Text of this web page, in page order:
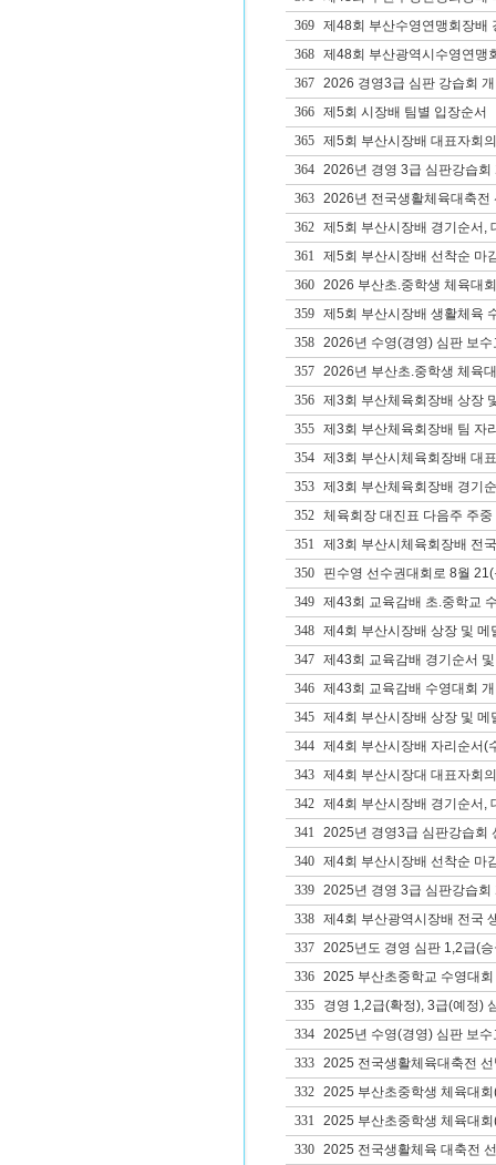
369
제48회 부산수영연맹회장배
368
제48회 부산광역시수영연맹
367
2026 경영3급 심판 강습회
366
제5회 시장배 팀별 입장순서
365
제5회 부산시장배 대표자회
364
2026년 경영 3급 심판강습회
363
2026년 전국생활체육대축전
362
제5회 부산시장배 경기순서,
361
제5회 부산시장배 선착순 마
360
2026 부산초.중학생 체육대
359
제5회 부산시장배 생활체육
358
2026년 수영(경영) 심판 보
357
2026년 부산초.중학생 체육
356
제3회 부산체육회장배 상장
355
제3회 부산체육회장배 팀 자
354
제3회 부산시체육회장배 대
353
제3회 부산체육회장배 경기
352
체육회장 대진표 다음주 주중
351
제3회 부산시체육회장배 전
350
핀수영 선수권대회로 8월
349
제43회 교육감배 초.중학교
348
제4회 부산시장배 상장 및 메
347
제43회 교육감배 경기순서
346
제43회 교육감배 수영대회
345
제4회 부산시장배 상장 및 메
344
제4회 부산시장배 자리순서(
343
제4회 부산시장대 대표자회
342
제4회 부산시장배 경기순서,
341
2025년 경영3급 심판강습회
340
제4회 부산시장배 선착순 마
339
2025년 경영 3급 심판강습회
338
제4회 부산광역시장배 전국
337
2025년도 경영 심판 1,2급(
336
2025 부산초중학교 수영대
335
경영 1,2급(확정), 3급(예정)
334
2025년 수영(경영) 심판 보수
333
2025 전국생활체육대축전
332
2025 부산초중학생 체육대
331
2025 부산초중학생 체육대
330
2025 전국생활체육 대축전